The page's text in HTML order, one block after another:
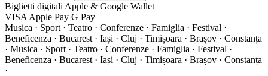
Biglietti digitali Apple & Google Wallet
VISA Apple Pay G Pay
Musica · Sport · Teatro · Conferenze · Famiglia · Festival ·
Beneficenza · Bucarest · Iași · Cluj · Timișoara · Brașov · Constanța
· Musica · Sport · Teatro · Conferenze · Famiglia · Festival ·
Beneficenza · Bucarest · Iași · Cluj · Timișoara · Brașov · Constanța
·